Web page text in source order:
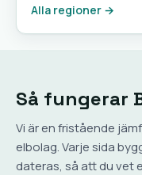
Alla regioner →
Så fungerar
Vi är en fristående
elbolag. Varje sida
dateras, så att du vet